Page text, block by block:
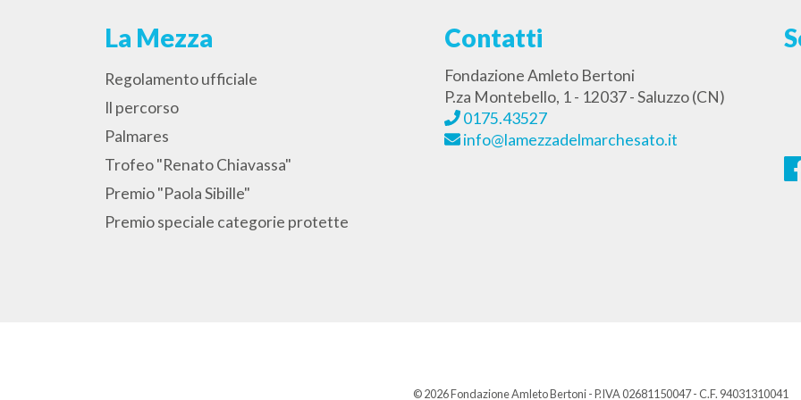
La Mezza
Regolamento ufficiale
Il percorso
Palmares
Trofeo "Renato Chiavassa"
Premio "Paola Sibille"
Premio speciale categorie protette
Contatti
Fondazione Amleto Bertoni
P.za Montebello, 1 - 12037 - Saluzzo (CN)
0175.43527
info@lamezzadelmarchesato.it
© 2026 Fondazione Amleto Bertoni - P.IVA 02681150047 - C.F. 94031310041